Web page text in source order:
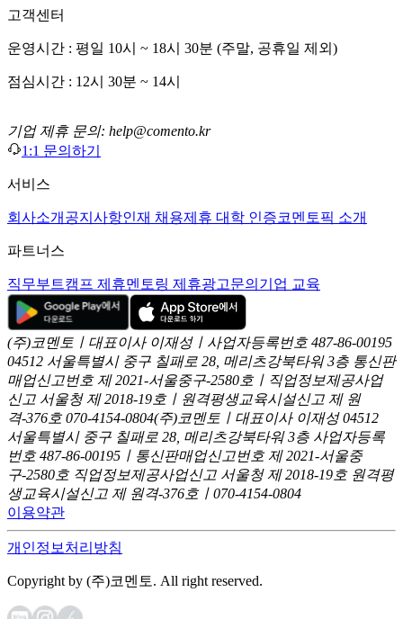
고객센터
운영시간 : 평일 10시 ~ 18시 30분 (주말, 공휴일 제외)
점심시간 : 12시 30분 ~ 14시
기업 제휴 문의: help@comento.kr
1:1 문의하기
서비스
회사소개 공지사항인재 채용제휴 대학 인증코멘토픽 소개
파트너스
직무부트캠프 제휴멘토링 제휴광고문의 기업 교육
(주)코멘토ㅣ대표이사 이재성ㅣ사업자등록번호 487-86-00195
04512 서울특별시 중구 칠패로 28, 메리츠강북타워 3층 통신판
매업신고번호 제 2021-서울중구-2580호ㅣ직업정보제공사업
신고 서울청 제 2018-19호ㅣ원격평생교육시설신고 제 원
격-376호 070-4154-0804(주)코멘토ㅣ대표이사 이재성 04512
서울특별시 중구 칠패로 28, 메리츠강북타워 3층 사업자등록
번호 487-86-00195ㅣ통신판매업신고번호 제 2021-서울중
구-2580호 직업정보제공사업신고 서울청 제 2018-19호 원격평
생교육시설신고 제 원격-376호ㅣ070-4154-0804
이용약관
개인정보처리방침
Copyright by (주)코멘토. All right reserved.